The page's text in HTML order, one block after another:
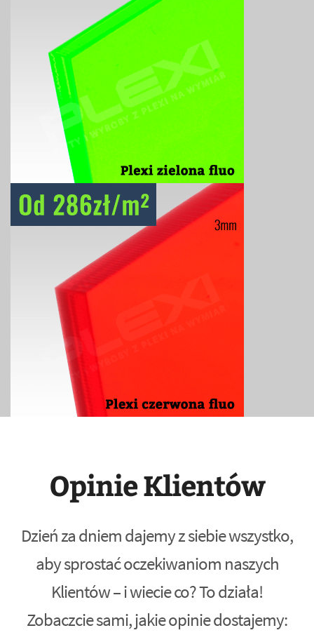
Opinie Klientów
Dzień za dniem dajemy z siebie wszystko,
aby sprostać oczekiwaniom naszych
Klientów – i wiecie co? To działa!
Zobaczcie sami, jakie opinie dostajemy: